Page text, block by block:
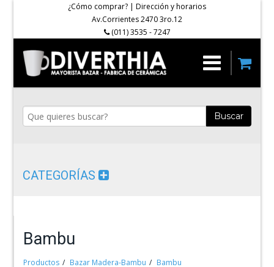
¿Cómo comprar? | Dirección y horarios
Av.Corrientes 2470 3ro.12
(011) 3535 - 7247
Buscar
CATEGORÍAS
Bambu
Productos Bazar Madera-Bambu Bambu